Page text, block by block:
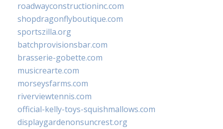
roadwayconstructioninc.com
shopdragonflyboutique.com
sportszilla.org
batchprovisionsbar.com
brasserie-gobette.com
musicrearte.com
morseysfarms.com
riverviewtennis.com
official-kelly-toys-squishmallows.com
displaygardenonsuncrest.org